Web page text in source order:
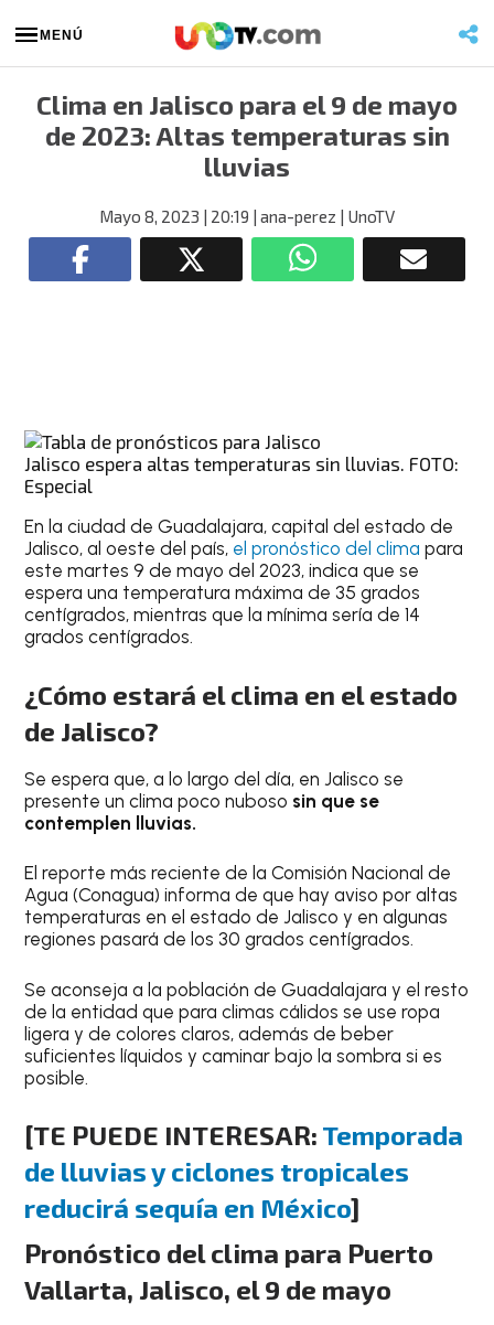
MENÚ
Clima en Jalisco para el 9 de mayo
de 2023: Altas temperaturas sin
lluvias
Mayo 8, 2023 | 20:19 | ana-perez | UnoTV
Jalisco espera altas temperaturas sin lluvias. FOTO:
Especial
En la ciudad deGuadalajara, capital del estado de
Jalisco, al oeste del país, elpronóstico del clima para
estemartes 9 de mayo del 2023, indica que se
espera una temperatura máxima de 35 grados
centígrados, mientras que la mínima sería de 14
grados centígrados.
¿Cómo estará el clima en el estado
de Jalisco?
Se espera que, a lo largo del día, en Jalisco se
presente un clima poco nuboso sin que se
contemplen lluvias.
El reporte más reciente de laComisión Nacional de
Agua (Conagua) informa de que hay aviso por altas
temperaturas en el estado de Jalisco y en algunas
regiones pasará de los 30 grados centígrados.
Se aconseja a la población deGuadalajara y el resto
de la entidad que para climas cálidosse use ropa
ligera y decolores claros, además de beber
suficientes líquidos ycaminar bajo la sombra si es
posible.
[TE PUEDE INTERESAR: Temporada
de lluvias y ciclones tropicales
reducirá sequía en México]
Pronóstico del clima para Puerto
Vallarta, Jalisco, el 9 de mayo